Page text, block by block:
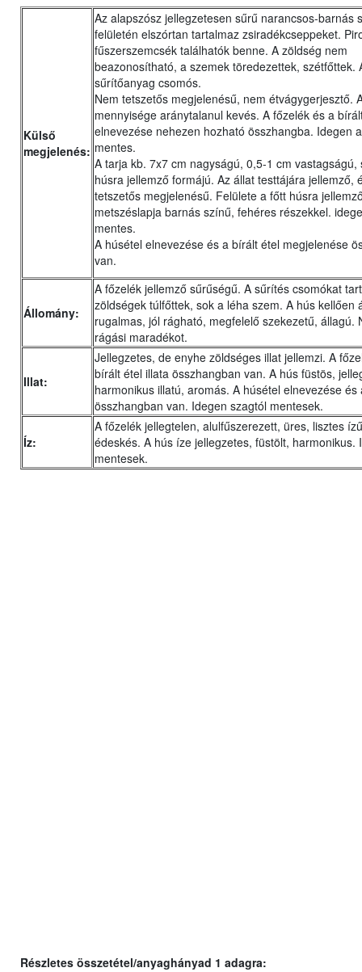
Külső
megjelenés:
Az alapszósz jellegzetesen sűrű narancsos-barnás
felületén elszórtan tartalmaz zsiradékcseppeket.
fűszerszemcsék találhatók benne. A zöldség nem
beazonosítható, a szemek töredezettek, szétfőttek.
sűrítőanyag csomós.
Nem tetszetős megjelenésű, nem étvágygerjesztő.
mennyisége aránytalanul kevés. A főzelék és a
elnevezése nehezen hozható összhangba. Idegen
mentes.
A tarja kb. 7x7 cm nagyságú, 0,5-1 cm vastagságú,
húsra jellemző formájú. Az állat testtájára jellemző,
tetszetős megjelenésű. Felülete a főtt húsra
metszéslapja barnás színű, fehéres részekkel.
mentes.
A húsétel elnevezése és a bírált étel megjelenése
van.
Állomány:
A főzelék jellemző sűrűségű. A sűrítés csomókat
zöldségek túlfőttek, sok a léha szem. A hús kellően
rugalmas, jól rágható, megfelelő szekezetű, állagú.
rágási maradékot.
Illat:
Jellegzetes, de enyhe zöldséges illat jellemzi. A
bírált étel illata összhangban van. A hús füstös,
harmonikus illatú, aromás. A húsétel elnevezése
összhangban van. Idegen szagtól mentesek.
Íz:
A főzelék jellegtelen, alulfűszerezett, üres, lisztes
édeskés. A hús íze jellegzetes, füstölt, harmonikus.
mentesek.
Részletes összetétel/anyaghányad 1 adagra: